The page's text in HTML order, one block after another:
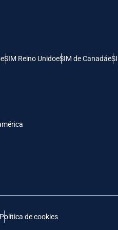
eSIM Reino UnidoeSIM de Canadá
Política de cookies